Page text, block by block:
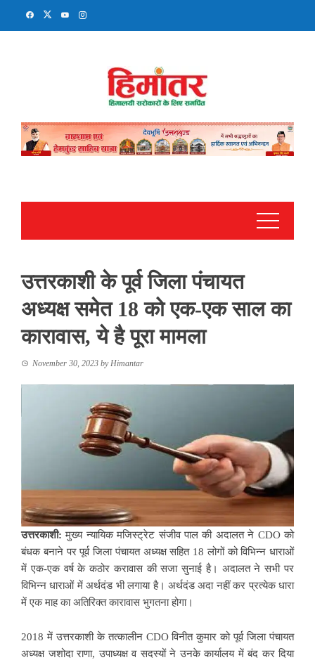
उत्तरकाशी के पूर्व जिला पंचायत
अध्यक्ष समेत 18 को एक-एक साल का
कारावास, ये है पूरा मामला
November 30, 2023 byHimantar
उत्तरकाशी: मुख्य न्यायिक मजिस्ट्रेट संजीव पाल की अदालत ने CDO को
बंधक बनाने पर पूर्व जिला पंचायत अध्यक्ष सहित 18 लोगों को विभिन्न धाराओं
में एक-एक वर्ष के कठोर करावास की सजा सुनाई है। अदालत ने सभी पर
विभिन्न धाराओं में अर्थदंड भी लगाया है। अर्थदंड अदा नहीं कर प्रत्येक धारा
में एक माह का अतिरिक्त कारावास भुगतना होगा।
2018 में उत्तरकाशी के तत्कालीन CDO विनीत कुमार को पूर्व जिला पंचायत
अध्यक्ष जशोदा राणा, उपाध्यक्ष व सदस्यों ने उनके कार्यालय में बंद कर दिया